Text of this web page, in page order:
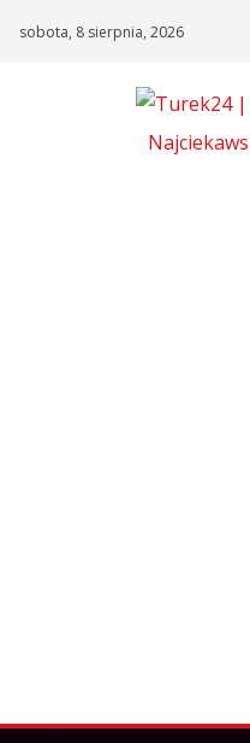
sobota, 8 sierpnia, 2026